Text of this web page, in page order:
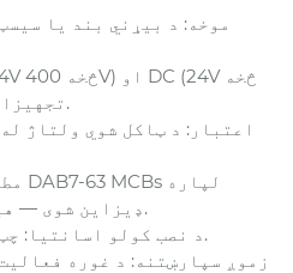
220V) تجهیزاتو سره مطابقت لري.
ډیزاین شوی — هیڅ اډاپټر ته اړتیا نشته.
★ د نصب کولو اسانتیا: چټک او مستقیم نصب پروسه.